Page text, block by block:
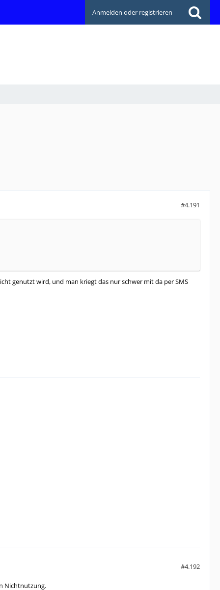
Anmelden oder registrieren
#4.191
genutzt wird, und man kriegt das nur schwer mit da per SMS
#4.192
Nichtnutzung.